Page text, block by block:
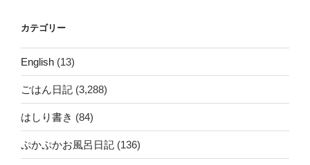
カテゴリー
English (13)
ごはん日記 (3,288)
はしり書き (84)
ぷかぷかお風呂日記 (136)